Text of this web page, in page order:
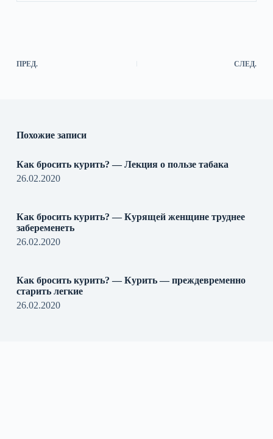
ПРЕД. СЛЕД.
Похожие записи
Как бросить курить? — Лекция о пользе табака
26.02.2020
Как бросить курить? — Курящей женщине труднее
забеременеть
26.02.2020
Как бросить курить? — Курить — преждевременно
старить легкие
26.02.2020